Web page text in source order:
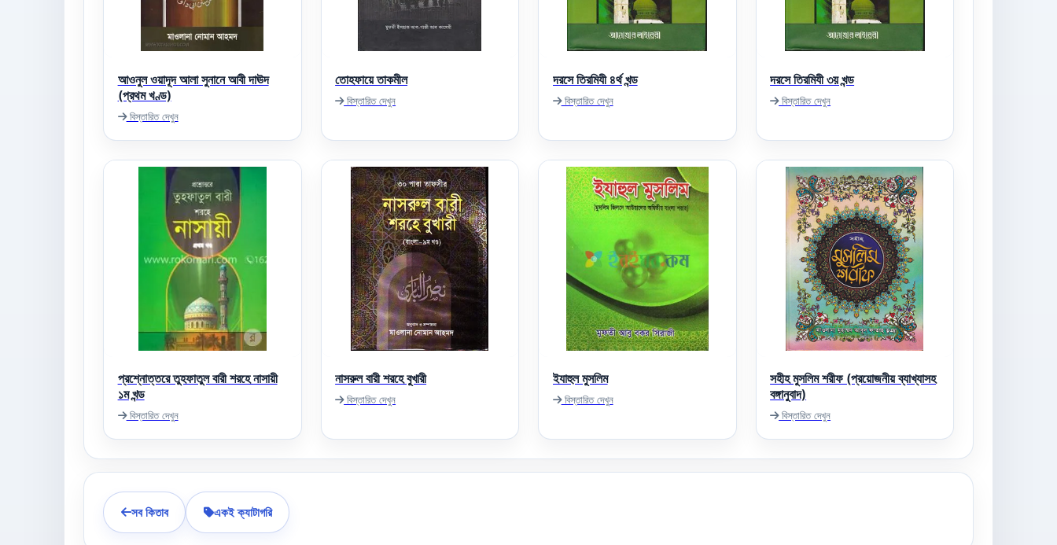
আওনুল ওয়াদূদ আলা সুনানে আবী দাঊদ
(প্রথম খণ্ড)
বিস্তারিত দেখুন
তোহফায়ে তাকমীল
বিস্তারিত দেখুন
দরসে তিরমিযী ৪র্থ খন্ড
বিস্তারিত দেখুন
দরসে তিরমিযী ৩য় খন্ড
বিস্তারিত দেখুন
প্রশ্নোত্তরে তুহফাতুল বারী শরহে নাসায়ী
১ম খন্ড
বিস্তারিত দেখুন
নাসরুল বারী শরহে বুখারী
বিস্তারিত দেখুন
ইযাহুল মুসলিম
বিস্তারিত দেখুন
সহীহ মুসলিম শরীফ (প্রয়োজনীয় ব্যাখ্যাসহ
বঙ্গানুবাদ)
বিস্তারিত দেখুন
সব কিতাব একই ক্যাটাগরি